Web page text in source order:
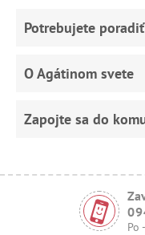
Potrebujete
O Agátinom svete
Zapojte sa do
Po